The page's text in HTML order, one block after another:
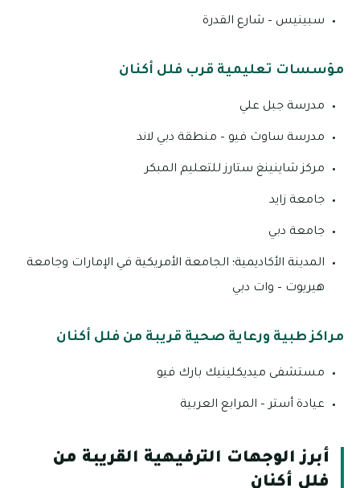
سبينيس – شارع القدرة
مؤسسات تعليمية قرب فلل أكنان
مدرسة جبل علي
مدرسة ساوث فيو – منطقة دبي لاند
مركز شاينينغ ستارز للتعليم المبكر
جامعة زايد
جامعة دبي
المدينة الأكاديمية؛ الجامعة الأمريكية في الإمارات وجامعة
هيريوت – وات دبي
مراكز طبية ورعاية صحية قريبة من فلل أكنان
مستشفى ميديكلينيك بارك فيو
عيادة أستر – المرابع العربية
أبرز الوجهات الترفيهية القريبة من
فلل أكنان